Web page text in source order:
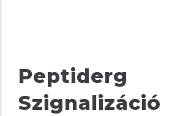
Peptiderg
Szignalizáció